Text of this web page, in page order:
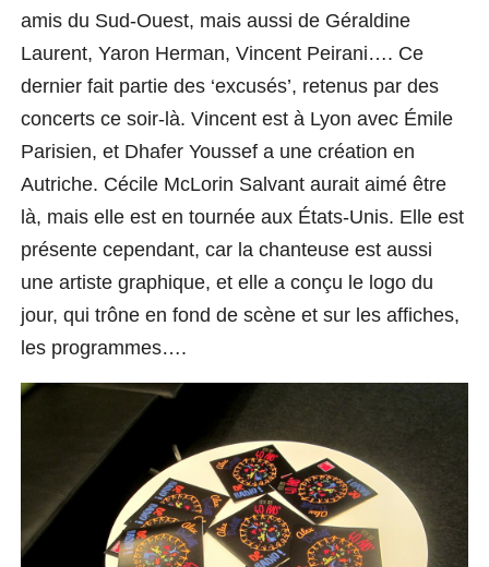
amis du Sud-Ouest, mais aussi de Géraldine
Laurent, Yaron Herman, Vincent Peirani…. Ce
dernier fait partie des ‘excusés’, retenus par des
concerts ce soir-là. Vincent est à Lyon avec Émile
Parisien, et Dhafer Youssef a une création en
Autriche. Cécile McLorin Salvant aurait aimé être
là, mais elle est en tournée aux États-Unis. Elle est
présente cependant, car la chanteuse est aussi
une artiste graphique, et elle a conçu le logo du
jour, qui trône en fond de scène et sur les affiches,
les programmes….